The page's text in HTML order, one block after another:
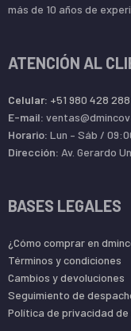
más de 10 años de
ATENCIÓN AL
Celular: +51 980 428 288
E-mail:
Horario: Lun – Sáb /
Dirección: Av. Gerardo
BASES LEGALES
¿Cómo comprar en
Términos y condiciones
Cambios y devoluciones
Seguimiento de
Política de privacidad